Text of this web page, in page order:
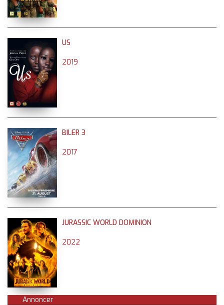
US
2019
BILER 3
2017
JURASSIC WORLD DOMINION
2022
Annoncer